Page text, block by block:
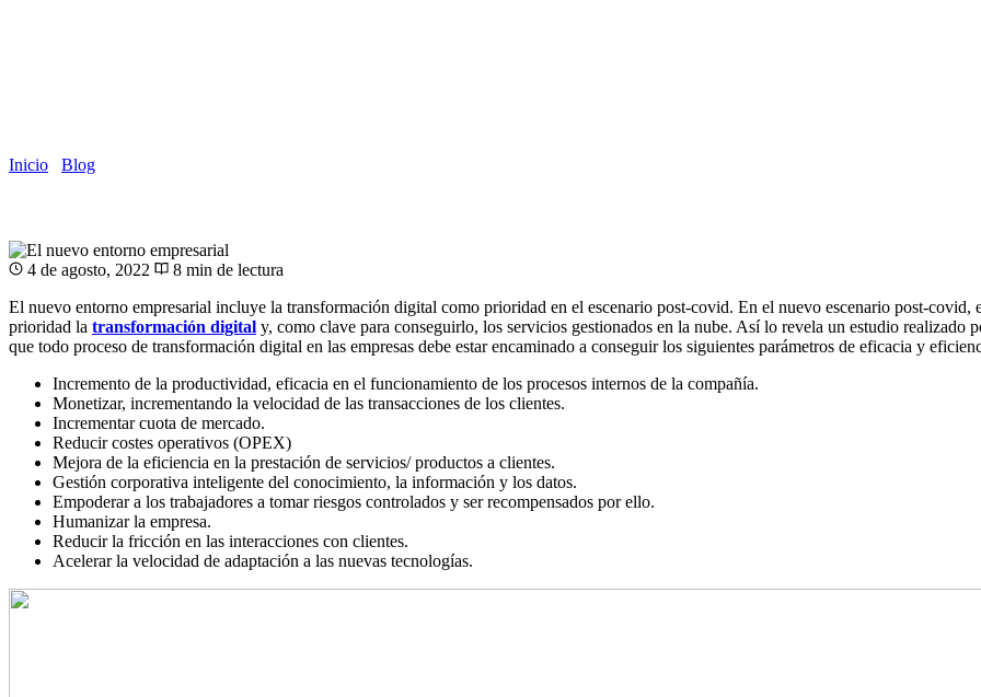
Inicio Blog
4 de agosto, 2022
8 min de lectura
El nuevo entorno empresarial incluye la transformación digital como prioridad en el escenario post-covid. En el nuevo escenario post-covid,
prioridad la transformación digital y, como clave para conseguirlo, los servicios gestionados en la nube. Así lo revela un estudio
que todo proceso de transformación digital en las empresas debe estar encaminado a conseguir los siguientes parámetros de eficacia y
Incremento de la productividad, eficacia en el funcionamiento de los procesos internos de la compañía.
Monetizar, incrementando la velocidad de las transacciones de los clientes.
Incrementar cuota de mercado.
Reducir costes operativos (OPEX)
Mejora de la eficiencia en la prestación de servicios/ productos a clientes.
Gestión corporativa inteligente del conocimiento, la información y los datos.
Empoderar a los trabajadores a tomar riesgos controlados y ser recompensados por ello.
Humanizar la empresa.
Reducir la fricción en las interacciones con clientes.
Acelerar la velocidad de adaptación a las nuevas tecnologías.